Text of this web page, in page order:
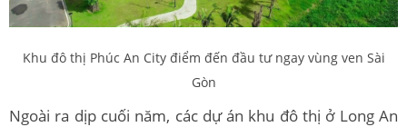
Khu đô thị Phúc An City điểm đến đầu tư ngay vùng ven Sài
Gòn
Ngoài ra dịp cuối năm, các dự án khu đô thị ở Long An